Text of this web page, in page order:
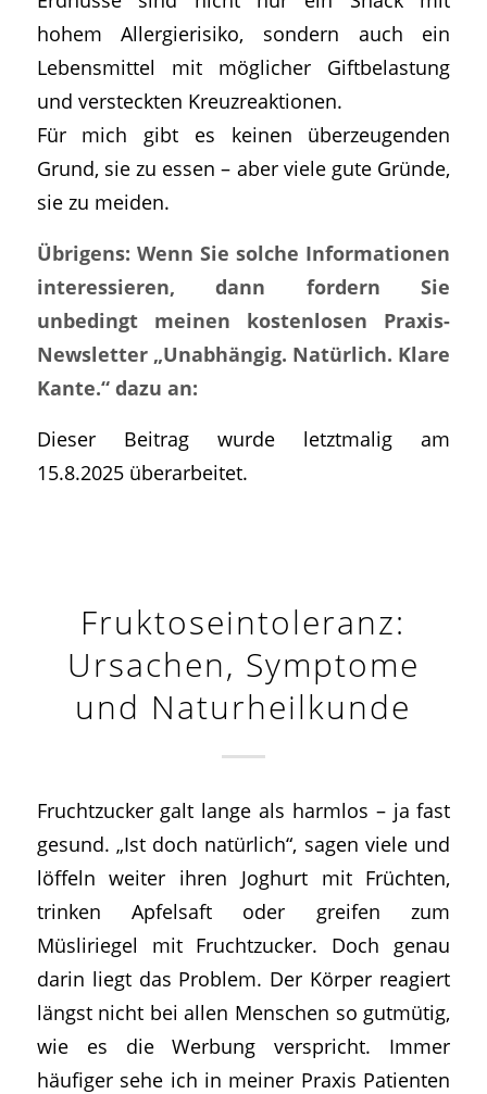
hohem Allergierisiko, sondern auch ein
Lebensmittel mit möglicher Giftbelastung
und versteckten Kreuzreaktionen.
Für mich gibt es keinen überzeugenden
Grund, sie zu essen – aber viele gute Gründe,
sie zu meiden.
Übrigens: Wenn Sie solche Informationen
interessieren, dann fordern Sie
unbedingt meinen kostenlosen Praxis-
Newsletter „Unabhängig. Natürlich. Klare
Kante.“ dazu an:
Dieser Beitrag wurde letztmalig am
15.8.2025 überarbeitet.
Fruktoseintoleranz:
Ursachen, Symptome
und Naturheilkunde
Fruchtzucker galt lange als harmlos – ja fast
gesund. „Ist doch natürlich“, sagen viele und
löffeln weiter ihren Joghurt mit Früchten,
trinken Apfelsaft oder greifen zum
Müsliriegel mit Fruchtzucker. Doch genau
darin liegt das Problem. Der Körper reagiert
längst nicht bei allen Menschen so gutmütig,
wie es die Werbung verspricht. Immer
häufiger sehe ich in meiner Praxis Patienten